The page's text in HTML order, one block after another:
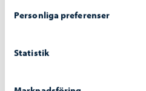
Personliga preferenser
Statistik